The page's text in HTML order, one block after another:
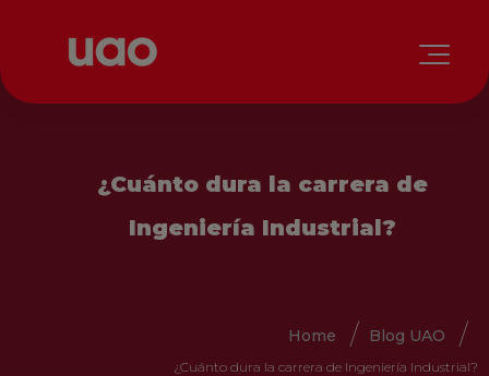
¿Cuánto dura la carrera de
Ingeniería Industrial?
Home Blog UAO
¿Cuánto dura la carrera de Ingeniería Industrial?